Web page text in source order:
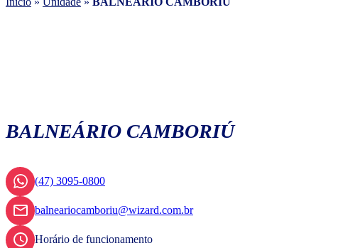
BALNEÁRIO CAMBORIÚ
(47) 3095-0800
balneariocamboriu@wizard.com.br
Horário de funcionamento